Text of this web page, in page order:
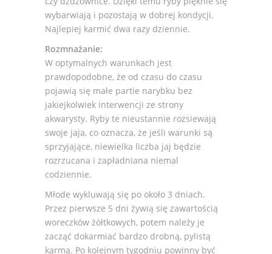
wybarwiają i pozostają w dobrej kondycji.
Najlepiej karmić dwa razy dziennie.
Rozmnażanie:
W optymalnych warunkach jest
prawdopodobne, że od czasu do czasu
pojawią się małe partie narybku bez
jakiejkolwiek interwencji ze strony
akwarysty. Ryby te nieustannie rozsiewają
swoje jaja, co oznacza, że jeśli warunki są
sprzyjające, niewielka liczba jaj będzie
rozrzucana i zapładniana niemal
codziennie.
Młode wykluwają się po około 3 dniach.
Przez pierwsze 5 dni żywią się zawartością
woreczków żółtkowych, potem należy je
zacząć dokarmiać bardzo drobną, pylistą
karmą. Po kolejnym tygodniu powinny być